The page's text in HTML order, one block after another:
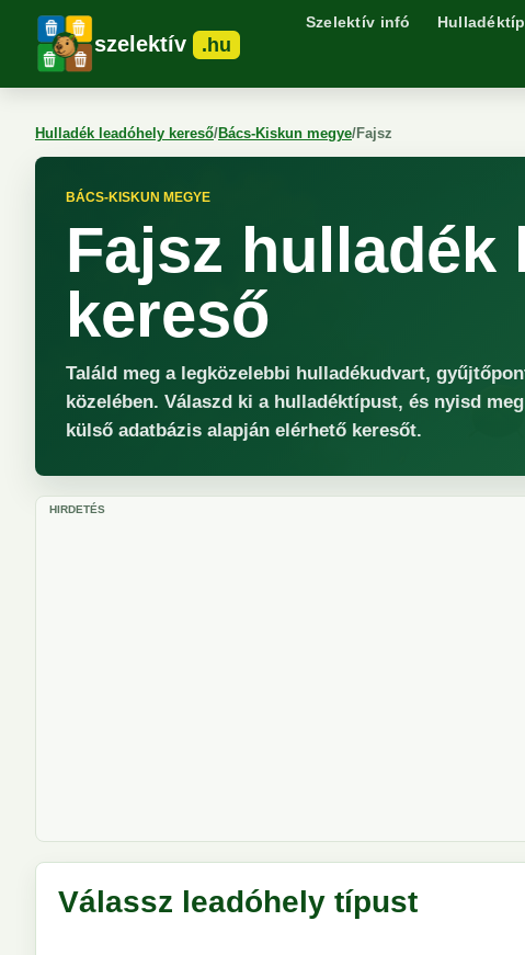
szelektív .hu
Szelektív infó
Hulladék leadóhely kereső/Bács-Kiskun megye/Fajsz
BÁCS-KISKUN MEGYE
Fajsz hulladék
kereső
Találd meg a legközelebbi hulladékudvart,
közelében. Válaszd ki a hulladéktípust, és nyisd
külső adatbázis alapján elérhető keresőt.
HIRDETÉS
Válassz leadóhely típust